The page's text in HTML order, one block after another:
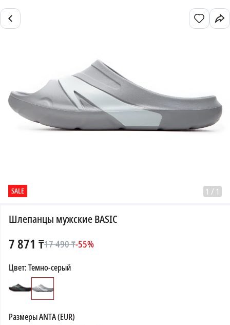
SALE 1 / 1
Шлепанцы мужские BASIC
7 871 ₸17 490₸-55%
Цвет:Темно-серый
РазмерыANTA (EUR)